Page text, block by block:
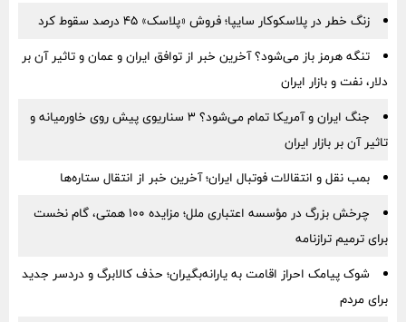
زنگ خطر در پلاسکوکار سایپا؛ فروش «پلاسک» ۴۵ درصد سقوط کرد
تنگه هرمز باز می‌شود؟ آخرین خبر از توافق ایران و عمان و تاثیر آن بر
دلار، نفت و بازار ایران
جنگ ایران و آمریکا تمام می‌شود؟ ۳ سناریوی پیش روی خاورمیانه و
تاثیر آن بر بازار ایران
بمب نقل‌ و انتقالات فوتبال ایران؛ آخرین خبر از انتقال ستاره‌ها
چرخش بزرگ در مؤسسه اعتباری ملل؛ مزایده ۱۰۰ همتی، گام نخست
برای ترمیم ترازنامه
شوک پیامک احراز اقامت به یارانه‌بگیران؛ حذف کالابرگ و دردسر جدید
برای مردم